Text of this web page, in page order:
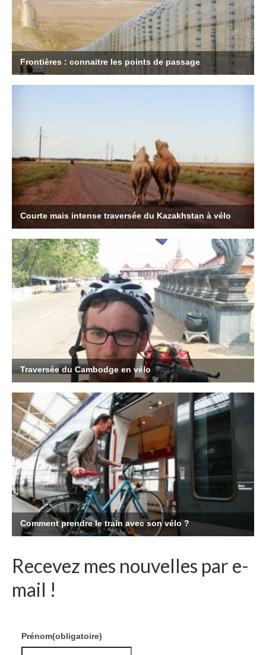
Recevez mes nouvelles par e-
mail !
Prénom(obligatoire)